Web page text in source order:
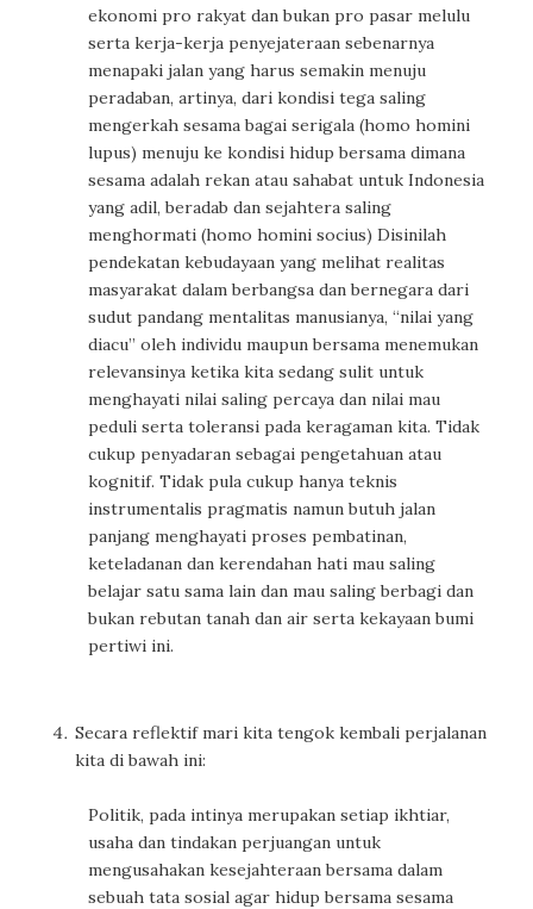
ekonomi pro rakyat dan bukan pro pasar melulu
serta kerja-kerja penyejateraan sebenarnya
menapaki jalan yang harus semakin menuju
peradaban, artinya, dari kondisi tega saling
mengerkah sesama bagai serigala (homo homini
lupus) menuju ke kondisi hidup bersama dimana
sesama adalah rekan atau sahabat untuk Indonesia
yang adil, beradab dan sejahtera saling
menghormati (homo homini socius) Disinilah
pendekatan kebudayaan yang melihat realitas
masyarakat dalam berbangsa dan bernegara dari
sudut pandang mentalitas manusianya, “nilai yang
diacu” oleh individu maupun bersama menemukan
relevansinya ketika kita sedang sulit untuk
menghayati nilai saling percaya dan nilai mau
peduli serta toleransi pada keragaman kita. Tidak
cukup penyadaran sebagai pengetahuan atau
kognitif. Tidak pula cukup hanya teknis
instrumentalis pragmatis namun butuh jalan
panjang menghayati proses pembatinan,
keteladanan dan kerendahan hati mau saling
belajar satu sama lain dan mau saling berbagi dan
bukan rebutan tanah dan air serta kekayaan bumi
pertiwi ini.
Secara reflektif mari kita tengok kembali perjalanan
kita di bawah ini:
Politik, pada intinya merupakan setiap ikhtiar,
usaha dan tindakan perjuangan untuk
mengusahakan kesejahteraan bersama dalam
sebuah tata sosial agar hidup bersama sesama